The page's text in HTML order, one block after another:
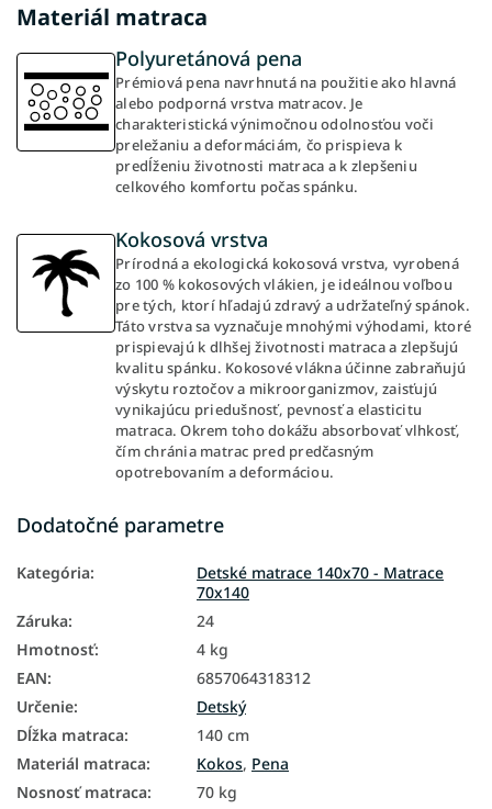
Materiál matraca
Polyuretánová pena
Prémiová pena navrhnutá na použitie ako hlavná
alebo podporná vrstva matracov. Je
charakteristická výnimočnou odolnosťou voči
preležaniu a deformáciám, čo prispieva k
predĺženiu životnosti matraca a k zlepšeniu
celkového komfortu počas spánku.
Kokosová vrstva
Prírodná a ekologická kokosová vrstva, vyrobená
zo 100 % kokosových vlákien, je ideálnou voľbou
pre tých, ktorí hľadajú zdravý a udržateľný spánok.
Táto vrstva sa vyznačuje mnohými výhodami, ktoré
prispievajú k dlhšej životnosti matraca a zlepšujú
kvalitu spánku. Kokosové vlákna účinne zabraňujú
výskytu roztočov a mikroorganizmov, zaisťujú
vynikajúcu priedušnosť, pevnosť a elasticitu
matraca. Okrem toho dokážu absorbovať vlhkosť,
čím chránia matrac pred predčasným
opotrebovaním a deformáciou.
Dodatočné parametre
Kategória:
Detské matrace 140x70 - Matrace
70x140
Záruka:
24
Hmotnosť:
4 kg
EAN:
6857064318312
Určenie:
Detský
Dĺžka matraca:
140 cm
Materiál matraca: Kokos, Pena
Nosnosť matraca:
70 kg